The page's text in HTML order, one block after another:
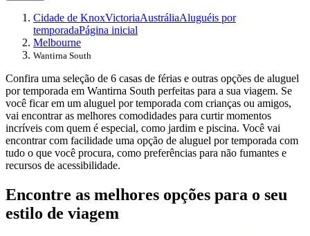
Cidade de KnoxVictoriaAustráliaAluguéis por
temporadaPágina inicial
Melbourne
Wantirna South
Confira uma seleção de 6 casas de férias e outras opções de aluguel
por temporada em Wantirna South perfeitas para a sua viagem. Se
você ficar em um aluguel por temporada com crianças ou amigos,
vai encontrar as melhores comodidades para curtir momentos
incríveis com quem é especial, como jardim e piscina. Você vai
encontrar com facilidade uma opção de aluguel por temporada com
tudo o que você procura, como preferências para não fumantes e
recursos de acessibilidade.
Encontre as melhores opções para o seu
estilo de viagem